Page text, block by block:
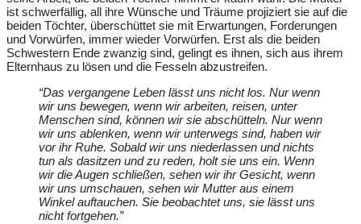
ist schwerfällig, all ihre Wünsche und Träume projiziert sie auf die
beiden Töchter, überschüttet sie mit Erwartungen, Forderungen
und Vorwürfen, immer wieder Vorwürfen. Erst als die beiden
Schwestern Ende zwanzig sind, gelingt es ihnen, sich aus ihrem
Elternhaus zu lösen und die Fesseln abzustreifen.
“Das vergangene Leben lässt uns nicht los. Nur wenn
wir uns bewegen, wenn wir arbeiten, reisen, unter
Menschen sind, können wir sie abschütteln. Nur wenn
wir uns ablenken, wenn wir unterwegs sind, haben wir
vor ihr Ruhe. Sobald wir uns niederlassen und nichts
tun als dasitzen und zu reden, holt sie uns ein. Wenn
wir die Augen schließen, sehen wir ihr Gesicht, wenn
wir uns umschauen, sehen wir Mutter aus einem
Winkel auftauchen. Sie beobachtet uns, sie lässt uns
nicht fortgehen.”